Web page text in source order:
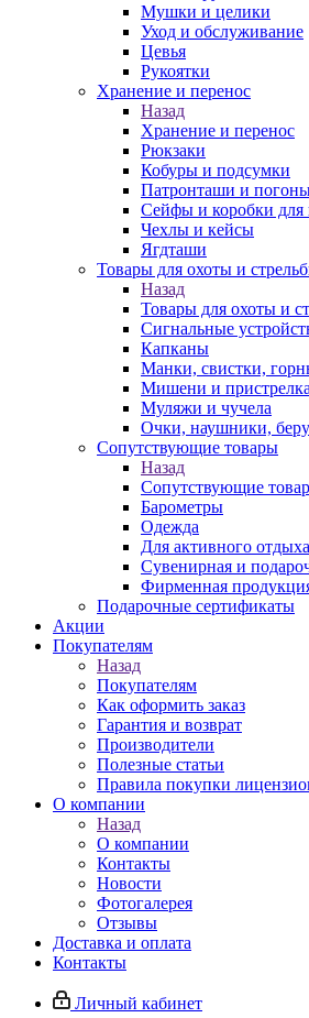
Мушки и целики
Уход и обслуживание
Цевья
Рукоятки
Хранение и перенос
Назад
Хранение и перенос
Рюкзаки
Кобуры и подсумки
Патронташи и
Сейфы и коробки для
Чехлы и кейсы
Ягдташи
Товары для охоты и
Назад
Товары для охоты и
Сигнальные
Капканы
Манки, свистки,
Мишени и пристрелка
Муляжи и чучела
Очки, наушники,
Сопутствующие товары
Назад
Сопутствующие
Барометры
Одежда
Для активного отдыха
Сувенирная и
Фирменная
Подарочные сертификаты
Акции
Покупателям
Назад
Покупателям
Как оформить заказ
Гарантия и возврат
Производители
Полезные статьи
Правила покупки
О компании
Назад
О компании
Контакты
Новости
Фотогалерея
Отзывы
Доставка и оплата
Контакты
Личный кабинет